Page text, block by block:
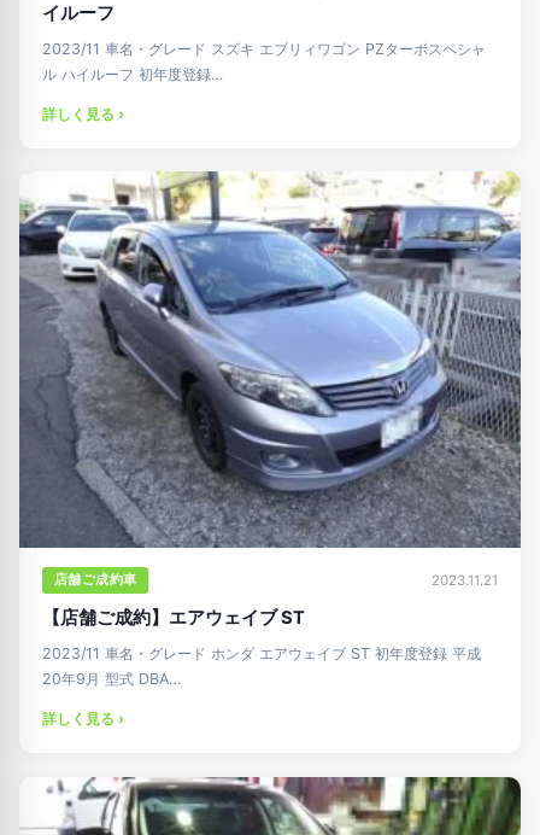
イルーフ
2023/11 車名・グレード スズキ エブリィワゴン PZターボスペシャ
ル ハイルーフ 初年度登録…
詳しく見る ›
店舗ご成約車 2023.11.21
【店舗ご成約】エアウェイブ ST
2023/11 車名・グレード ホンダ エアウェイブ ST 初年度登録 平成
20年9月 型式 DBA…
詳しく見る ›